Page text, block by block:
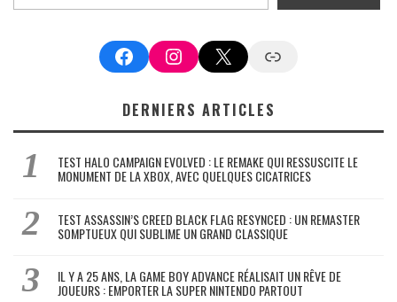
FacebookInstagram
X Google News
DERNIERS ARTICLES
TEST HALO CAMPAIGN EVOLVED : LE REMAKE QUI RESSUSCITE LE
MONUMENT DE LA XBOX, AVEC QUELQUES CICATRICES
TEST ASSASSIN’S CREED BLACK FLAG RESYNCED : UN REMASTER
SOMPTUEUX QUI SUBLIME UN GRAND CLASSIQUE
IL Y A 25 ANS, LA GAME BOY ADVANCE RÉALISAIT UN RÊVE DE
JOUEURS : EMPORTER LA SUPER NINTENDO PARTOUT